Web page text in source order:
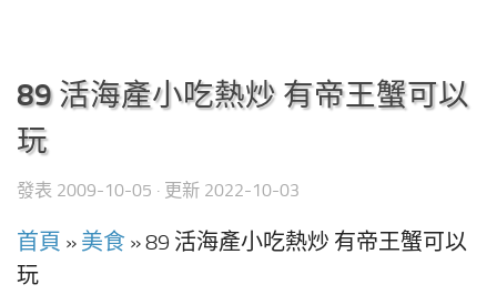
89 活海產小吃熱炒 有帝王蟹可以
玩
發表 2009-10-05 · 更新 2022-10-03
首頁 » 美食 »89 活海產小吃熱炒 有帝王蟹可以
玩